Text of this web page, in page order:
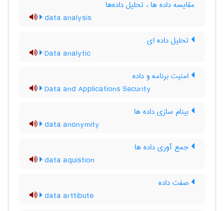
مقایسه داده ها ، تحلیل داده‌ها
data analysis
تحلیل داده ای
Data analytic
امنیت برنامه و داده
Data and Applications Security
بینام سازی داده ها
data anonymity
جمع آوری داده ها
data aquistion
صفت داده
data arttibute